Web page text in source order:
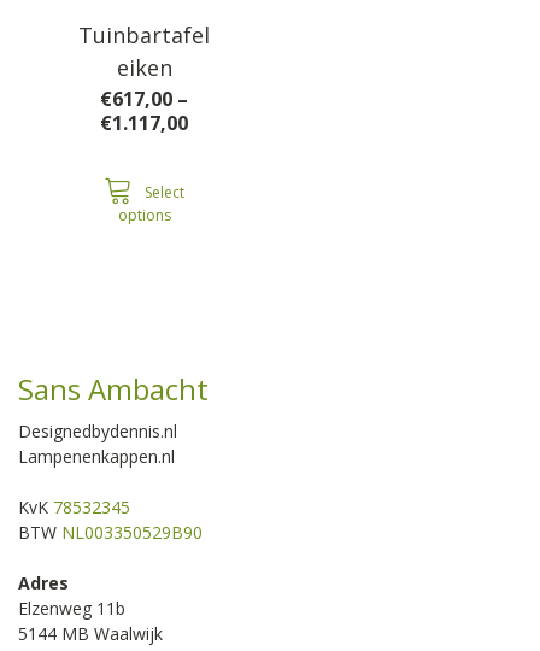
Tuinbartafel
eiken
€617,00 –
€1.117,00Price
Select
options
Sans Ambacht
Designedbydennis.nl
Lampenenkappen.nl
KvK 78532345
BTW NL003350529B90
Adres
Elzenweg 11b
5144 MB Waalwijk